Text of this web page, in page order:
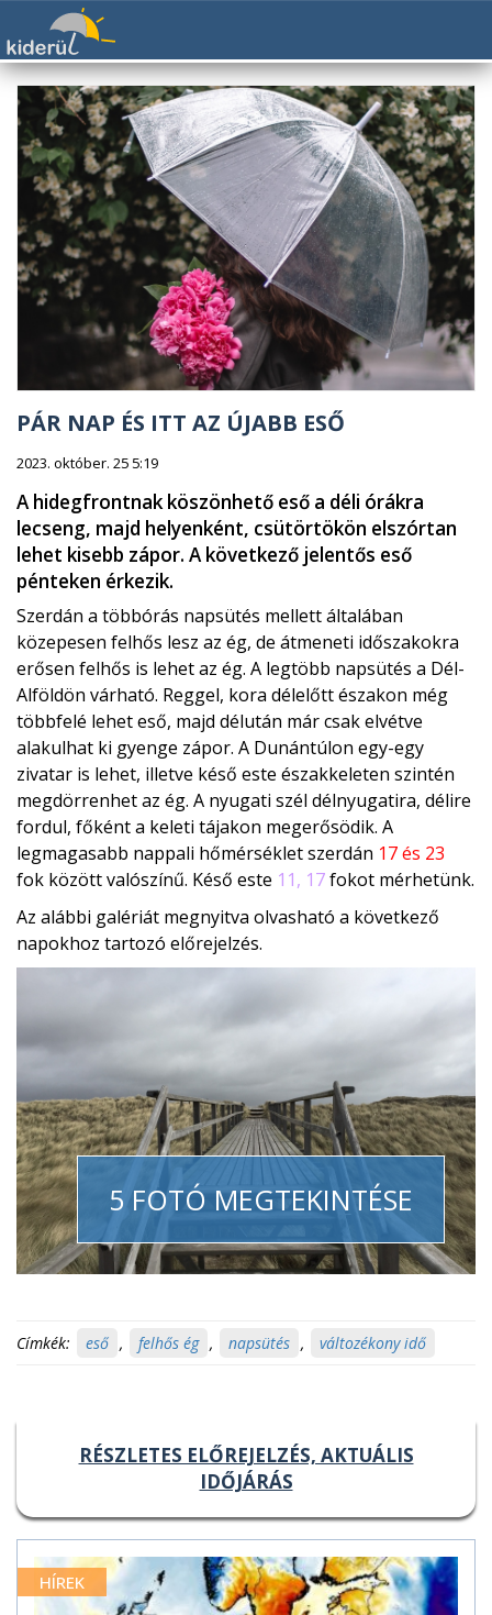
PÁR NAP ÉS ITT AZ ÚJABB ESŐ
2023. október. 25 5:19
A hidegfrontnak köszönhető eső a déli órákra
lecseng, majd helyenként, csütörtökön elszórtan
lehet kisebb zápor. A következő jelentős eső
pénteken érkezik.
Szerdán a többórás napsütés mellett általában
közepesen felhős lesz az ég, de átmeneti időszakokra
erősen felhős is lehet az ég. A legtöbb napsütés a Dél-
Alföldön várható. Reggel, kora délelőtt északon még
többfelé lehet eső, majd délután már csak elvétve
alakulhat ki gyenge zápor. A Dunántúlon egy-egy
zivatar is lehet, illetve késő este északkeleten szintén
megdörrenhet az ég. A nyugati szél délnyugatira, délire
fordul, főként a keleti tájakon megerősödik. A
legmagasabb nappali hőmérséklet szerdán 17 és 23
fok között valószínű. Késő este 11, 17fokot mérhetünk.
Az alábbi galériát megnyitva olvasható a következő
napokhoz tartozó előrejelzés.
5 FOTÓ MEGTEKINTÉSE
Címkék: eső , felhős ég , napsütés , változékony idő
RÉSZLETES ELŐREJELZÉS, AKTUÁLIS
IDŐJÁRÁS
HÍREK